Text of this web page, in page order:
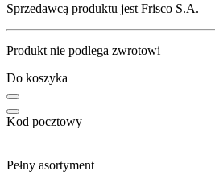
Sprzedawcą produktu jest Frisco S.A.
Produkt nie podlega zwrotowi
Do koszyka
Kod pocztowy
Pełny asortyment